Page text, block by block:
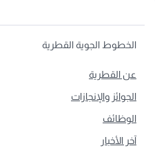
الخطوط الجوية القطرية
عن القطرية
الجوائز والإنجازات
الوظائف
آخر الأخبار